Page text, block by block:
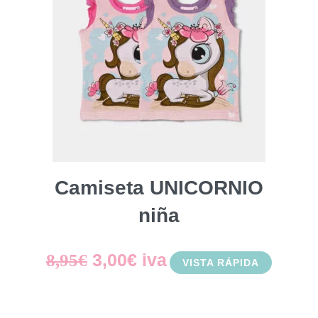
Camiseta UNICORNIO
niña
8,95€ El
3,00€Eliva VISTA RÁPIDA